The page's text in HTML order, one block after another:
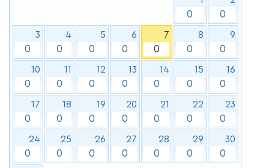
0 0
3
0
4
0
5
0
6
0
7
0
8
0
9
0
10
0
11
0
12
0
13
0
14
0
15
0
16
0
17
0
18
0
19
0
20
0
21
0
22
0
23
0
24
0
25
0
26
0
27
0
28
0
29
0
30
0